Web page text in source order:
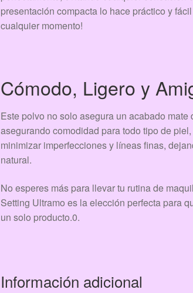
presentación compacta lo hace práctico y
cualquier momento!
Cómodo, Ligero y
Este polvo no solo asegura un acabado
asegurando comodidad para todo tipo de
minimizar imperfecciones y líneas finas,
natural.
No esperes más para llevar tu rutina de
Setting Ultramo es la elección perfecta para
un solo producto.0.
Información adicional